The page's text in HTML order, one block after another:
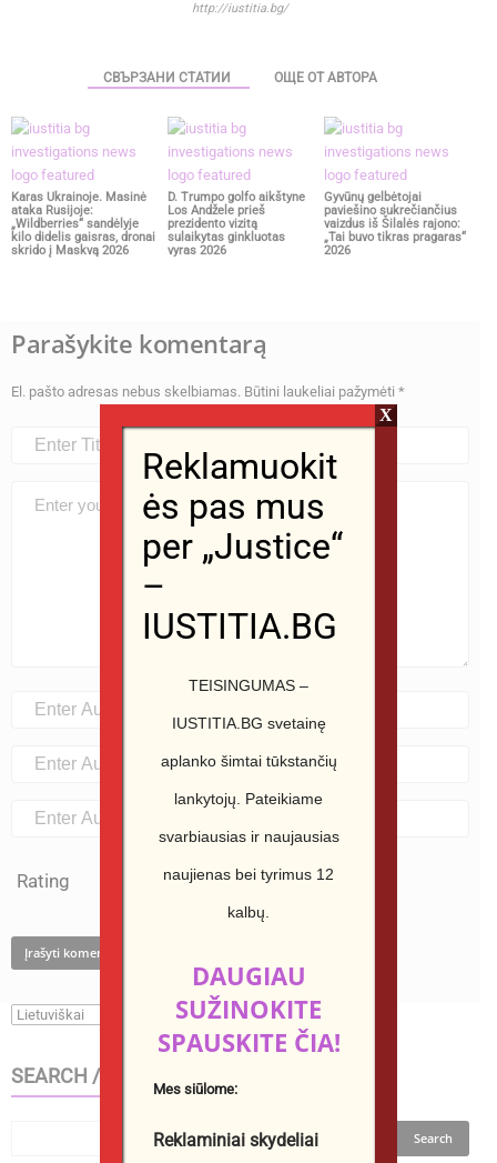
http://iustitia.bg/
СВЪРЗАНИ СТАТИИ ОЩЕ ОТ АВТОРА
Karas Ukrainoje. Masinė
ataka Rusijoje:
„Wildberries“ sandėlyje
kilo didelis gaisras, dronai
skrido į Maskvą 2026
D. Trumpo golfo aikštyne
Los Andžele prieš
prezidento vizitą
sulaikytas ginkluotas
vyras 2026
Gyvūnų gelbėtojai
paviešino sukrečiančius
vaizdus iš Šilalės rajono:
„Tai buvo tikras pragaras“
2026
Parašykite komentarą
El. pašto adresas nebus skelbiamas. Būtini laukeliai pažymėti *
Rating
SEARCH / ТЪРСИ В САЙТА
Reklamuokit
ės pas mus
per „Justice“
–
IUSTITIA.BG
TEISINGUMAS –
IUSTITIA.BG svetainę
aplanko šimtai tūkstančių
lankytojų. Pateikiame
svarbiausias ir naujausias
naujienas bei tyrimus 12
kalbų.
DAUGIAU
SUŽINOKITE
SPAUSKITE ČIA!
Mes siūlome:
Reklaminiai skydeliai
X